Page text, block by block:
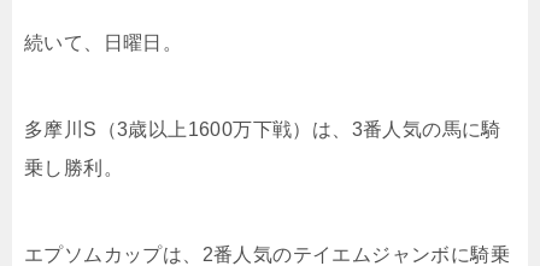
続いて、日曜日。
多摩川S（3歳以上1600万下戦）は、3番人気の馬に騎
乗し勝利。
エプソムカップは、2番人気のテイエムジャンボに騎乗